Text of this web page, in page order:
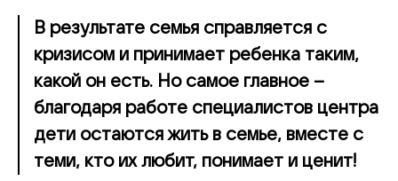
В результате семья справляется с
кризисом и принимает ребенка таким,
какой он есть. Но самое главное –
благодаря работе специалистов центра
дети остаются жить в семье, вместе с
теми, кто их любит, понимает и ценит!